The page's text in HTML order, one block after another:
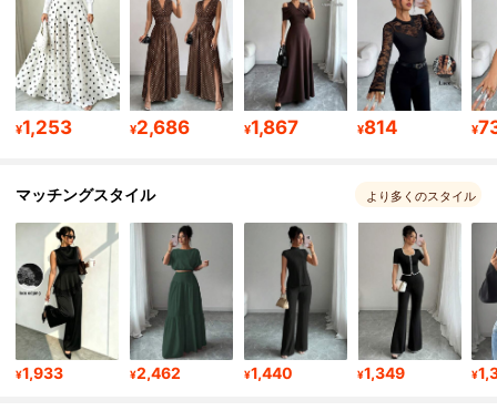
3M フォロワー
3M フォロワー
4.88 3M フォロワー
3M フォロワー
4.88 3M フォロワー
¥1,253 ¥2,686 ¥1,867 ¥814 ¥
マッチングスタイル より多くのスタイル
¥1,933 ¥2,462 ¥1,440 ¥1,349 ¥